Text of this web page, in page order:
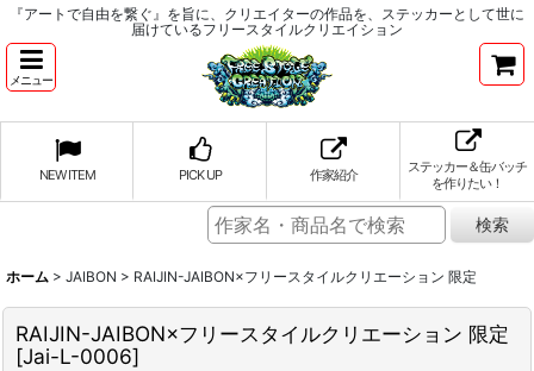
『アートで自由を繋ぐ』を旨に、クリエイターの作品を、ステッカーとして世に
届けているフリースタイルクリエイション
メニュー
NEW ITEM PICK UP 作家紹介
ステッカー＆缶バッチ
を作りたい！
ホーム > JAIBON > RAIJIN-JAIBON×フリースタイルクリエーション 限定
RAIJIN-JAIBON×フリースタイルクリエーション 限定
[Jai-L-0006]